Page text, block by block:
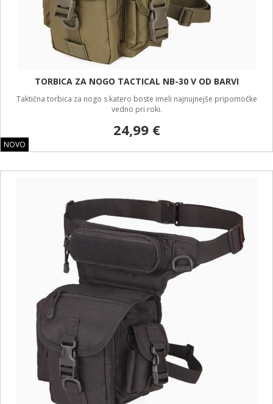
NOVO
TORBICA ZA NOGO TACTICAL NB-30 V OD BARVI
Taktična torbica za nogo s katero boste imeli najnujnejše pripomočke
vedno pri roki.
24,99 €